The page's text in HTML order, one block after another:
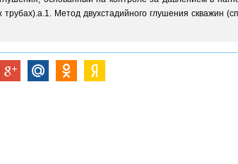
Метод двухстадийного глушения скважин